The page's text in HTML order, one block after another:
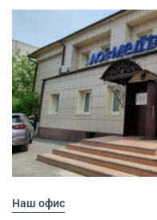
Наш офис